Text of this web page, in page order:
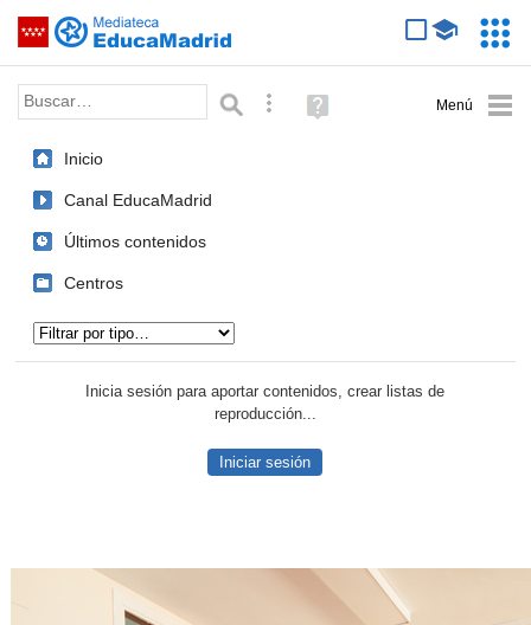
Saltar navegación
Palabra o frase: Búsqueda avanzada
Ayuda
(en
Inicio
Canal EducaMadrid
Últimos contenidos
Centros
Inicia sesión para aportar contenidos, crear listas de
reproducción...
Iniciar sesión